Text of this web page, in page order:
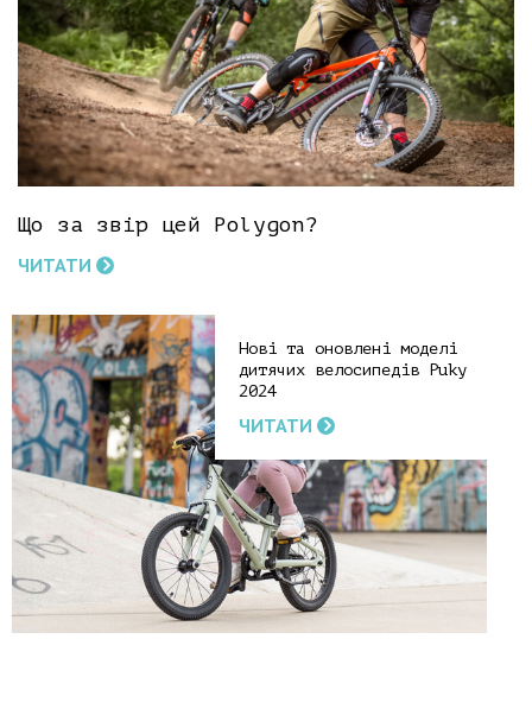
Що за звір цей Polygon?
ЧИТАТИ
Нові та оновлені моделі
дитячих велосипедів Puky
2024
ЧИТАТИ